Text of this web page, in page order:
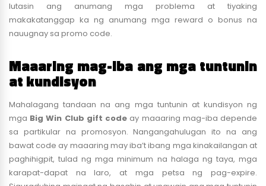
lutasin ang anumang mga problema at tiyaking
makakatanggap ka ng anumang mga reward o bonus na
nauugnay sa promo code.
Maaaring mag-iba ang mga tuntunin
at kundisyon
Mahalagang tandaan na ang mga tuntunin at kundisyon ng
mga Big Win Club gift code ay maaaring mag-iba depende
sa partikular na promosyon. Nangangahulugan ito na ang
bawat code ay maaaring may iba’t ibang mga kinakailangan at
paghihigpit, tulad ng mga minimum na halaga ng taya, mga
karapat-dapat na laro, at mga petsa ng pag-expire.